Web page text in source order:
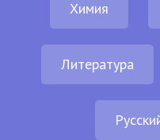
Химия
Литература